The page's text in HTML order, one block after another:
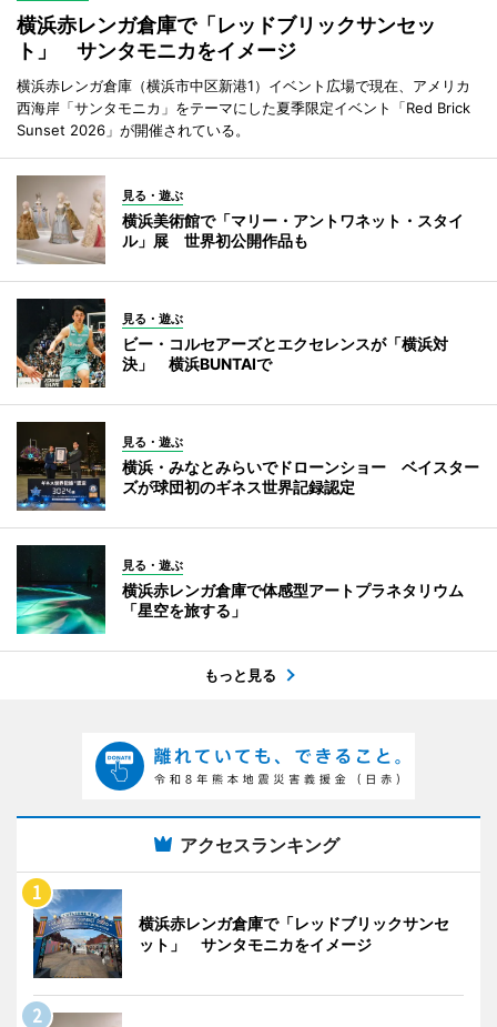
横浜赤レンガ倉庫で「レッドブリックサンセッ
ト」 サンタモニカをイメージ
横浜赤レンガ倉庫（横浜市中区新港1）イベント広場で現在、アメリカ
西海岸「サンタモニカ」をテーマにした夏季限定イベント「Red Brick
Sunset 2026」が開催されている。
見る・遊ぶ
横浜美術館で「マリー・アントワネット・スタイ
ル」展 世界初公開作品も
見る・遊ぶ
ビー・コルセアーズとエクセレンスが「横浜対
決」 横浜BUNTAIで
見る・遊ぶ
横浜・みなとみらいでドローンショー ベイスター
ズが球団初のギネス世界記録認定
見る・遊ぶ
横浜赤レンガ倉庫で体感型アートプラネタリウム
「星空を旅する」
もっと見る
アクセスランキング
横浜赤レンガ倉庫で「レッドブリックサンセ
ット」 サンタモニカをイメージ